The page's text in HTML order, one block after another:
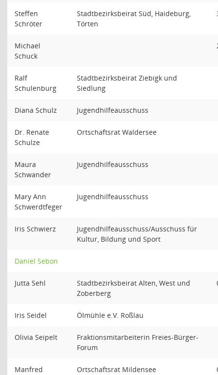
Steffen
Schröter
Stadtbezirksbeirat Süd, Haideburg,
Törten
Michael
Schuck
Ralf
Schulenburg
Stadtbezirksbeirat Ziebigk und
Siedlung
Diana Schulz Jugendhilfeausschuss
Dr. Renate
Schulze
Ortschaftsrat Waldersee
Maura
Schwander
Jugendhilfeausschuss
Mary Ann
Schwerdtfeger
Jugendhilfeausschuss
Iris Schwierz
Jugendhilfeausschuss/Ausschuss für
Kultur, Bildung und Sport
Daniel Sebon
Jutta Sehl
Stadtbezirksbeirat Alten, West und
Zoberberg
Iris Seidel Ölmühle e.V. Roßlau
Olivia Seipelt
Fraktionsmitarbeiterin Freies-Bürger-
Forum
Manfred Ortschaftsrat Mildensee